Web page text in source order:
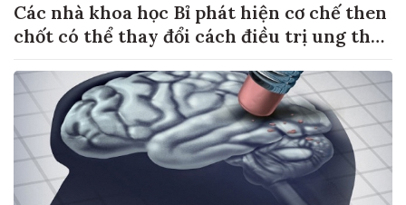
Các nhà khoa học Bỉ phát hiện cơ chế then
chốt có thể thay đổi cách điều trị ung thư